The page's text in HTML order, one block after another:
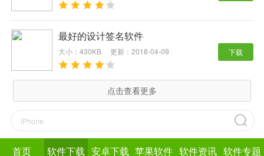
最好的设计签名软件
大小：430KB 更新：2018-04-09 下载
点击查看更多
首页 软件下载 安卓下载 苹果软件 软件资讯 软件专题